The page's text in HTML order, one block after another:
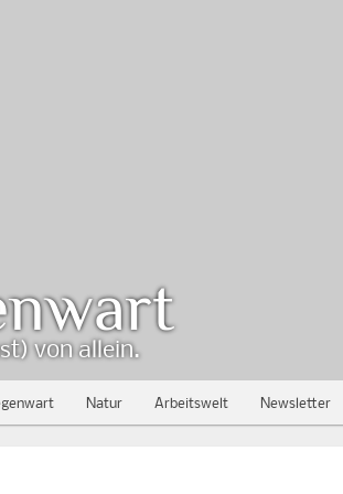
Natur Arbeitswelt Newsletter
von allein.